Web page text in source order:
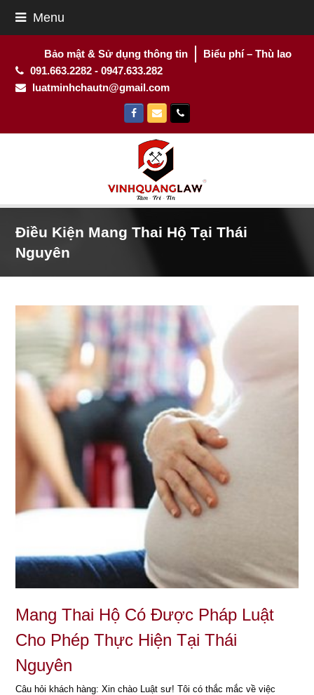
Menu
Bảo mật & Sử dụng thông tin
Biểu phí – Thù lao
091.663.2282 - 0947.633.282
luatminhchautn@gmail.com
Facebook
EmailPhone
Điều Kiện Mang Thai Hộ Tại Thái
Nguyên
Mang Thai Hộ Có Được Pháp Luật
Cho Phép Thực Hiện Tại Thái
Nguyên
Câu hỏi khách hàng: Xin chào Luật sư! Tôi có thắc mắc về việc